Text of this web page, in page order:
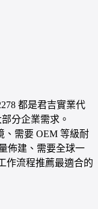
都是君吉實業代
分企業需求。
、需要 OEM 等級耐
佈建、需要全球一
作流程推薦最適合的